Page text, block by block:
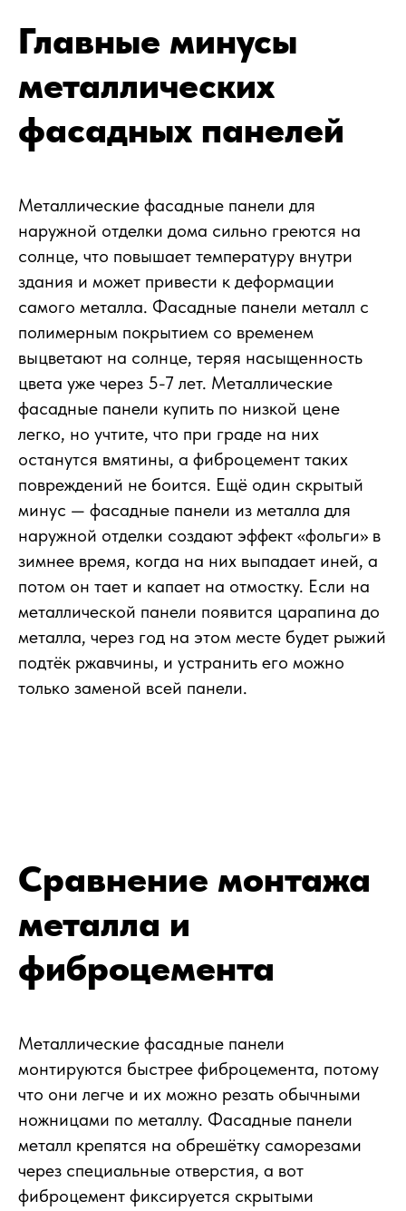
Главные минусы
металлических
фасадных панелей
Металлические фасадные панели для
наружной отделки дома сильно греются на
солнце, что повышает температуру внутри
здания и может привести к деформации
самого металла. Фасадные панели металл с
полимерным покрытием со временем
выцветают на солнце, теряя насыщенность
цвета уже через 5-7 лет. Металлические
фасадные панели купить по низкой цене
легко, но учтите, что при граде на них
останутся вмятины, а фиброцемент таких
повреждений не боится. Ещё один скрытый
минус — фасадные панели из металла для
наружной отделки создают эффект «фольги» в
зимнее время, когда на них выпадает иней, а
потом он тает и капает на отмостку. Если на
металлической панели появится царапина до
металла, через год на этом месте будет рыжий
подтёк ржавчины, и устранить его можно
только заменой всей панели.
Сравнение монтажа
металла и
фиброцемента
Металлические фасадные панели
монтируются быстрее фиброцемента, потому
что они легче и их можно резать обычными
ножницами по металлу. Фасадные панели
металл крепятся на обрешётку саморезами
через специальные отверстия, а вот
фиброцемент фиксируется скрытыми